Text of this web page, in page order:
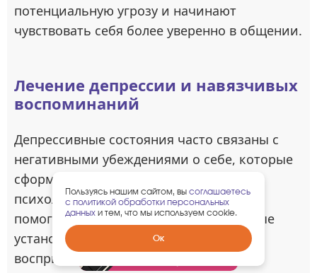
потенциальную угрозу и начинают
чувствовать себя более уверенно в общении.
Лечение депрессии и навязчивых
воспоминаний
Депрессивные состояния часто связаны с
негативными убеждениями о себе, которые
сформировались в результате ранних
психологических травм. Рескриптинг
помогает изменить эти разрушительные
установки и создать более здоровое
восприятие себя.
Забрать
гарантированный
Пользуясь нашим сайтом, вы соглашаетесь
с политикой обработки персональных
данных и тем, что мы используем cookie.
Ок